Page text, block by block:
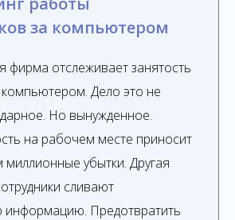
за компьютером
фирма отслеживает занятость
Дело это не
Но вынужденное.
на рабочем месте приносит
миллионные убытки. Другая
сливают
информацию. Предотвратить